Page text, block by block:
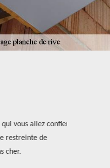
vous allez confier
restreinte de
cher.